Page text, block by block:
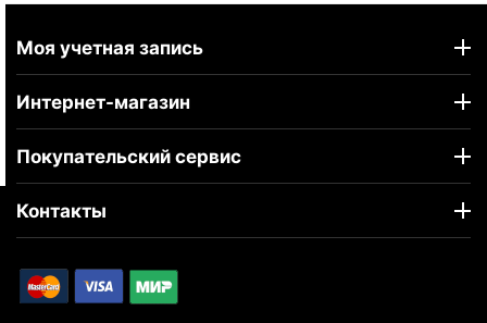
Моя учетная запись
Интернет-магазин
Покупательский сервис
Контакты